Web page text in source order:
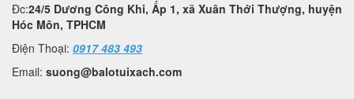
Đc:24/5 Dương Công Khi, Ấp 1, xã Xuân Thới Thượng, huyện
Hóc Môn, TPHCM
Điện Thoại: 0917 483 493
Email: suong@balotuixach.com